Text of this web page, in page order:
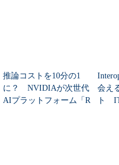
推論コストを10分の1
に？ NVIDIAが次世代
AIプラットフォーム「R
会え
ト